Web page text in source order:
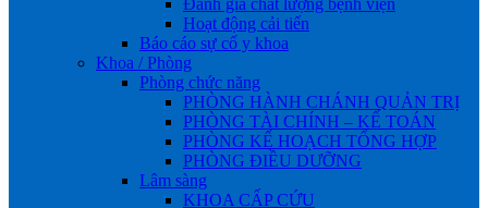
Đánh giá chất lượng bệnh viện
Hoạt động cải tiến
Báo cáo sự cố y khoa
Khoa / Phòng
Phòng chức năng
PHÒNG HÀNH CHÁNH QUẢN TRỊ
PHÒNG TÀI CHÍNH – KẾ TOÁN
PHÒNG KẾ HOẠCH TỔNG HỢP
PHÒNG ĐIỀU DƯỠNG
Lâm sàng
KHOA CẤP CỨU